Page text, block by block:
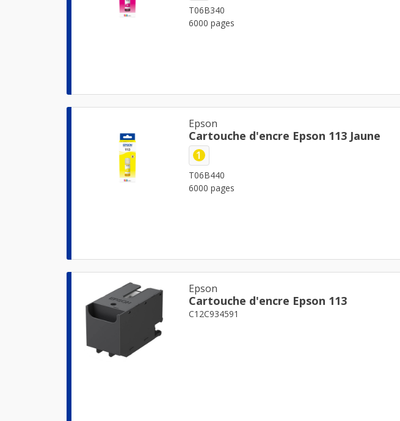
T06B340
6000 pages
Epson
Cartouche d'encre Epson 113 Jaune
1
T06B440
6000 pages
Epson
Cartouche d'encre Epson 113
C12C934591